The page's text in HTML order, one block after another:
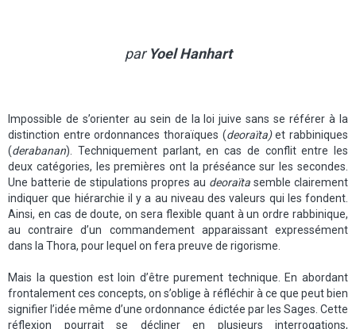
par Yoel Hanhart
Impossible de s’orienter au sein de la loi juive sans se référer à la
distinction entre ordonnances thoraïques (deoraïta)et rabbiniques
(derabanan). Techniquement parlant, en cas de conflit entre les
deux catégories, les premières ont la préséance sur les secondes.
Une batterie de stipulations propres au deoraïta semble clairement
indiquer que hiérarchie il y a au niveau des valeurs qui les fondent.
Ainsi, en cas de doute, on sera flexible quant à un ordre rabbinique,
au contraire d’un commandement apparaissant expressément
dans la Thora, pour lequel on fera preuve de rigorisme.
Mais la question est loin d’être purement technique. En abordant
frontalement ces concepts, on s’oblige à réfléchir à ce que peut bien
signifier l’idée même d’une ordonnance édictée par les Sages. Cette
réflexion pourrait se décliner en plusieurs interrogations,